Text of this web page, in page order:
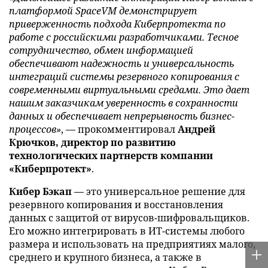
платформой SpaceVM демонстрирует
приверженность подхода Киберпротекта по
работе с российскими разработчиками. Тесное
сотрудничество, обмен информацией
обеспечивают надежность и универсальность
интеграций системы резервного копирования с
современными виртуальными средами. Это дает
нашим заказчикам уверенность в сохранности
данных и обеспечивает непрерывность бизнес-
процессов», — прокомментировалАндрей
Крючков, директор по развитию
технологических партнерств компании
«Киберпротект».
Кибер Бэкап— это универсальное решение для
резервного копирования и восстановления
данных с защитой от вирусов-шифровальщиков.
Его можно интегрировать в ИТ-системы любого
размера и использовать на предприятиях малого,
среднего и крупного бизнеса, а также в